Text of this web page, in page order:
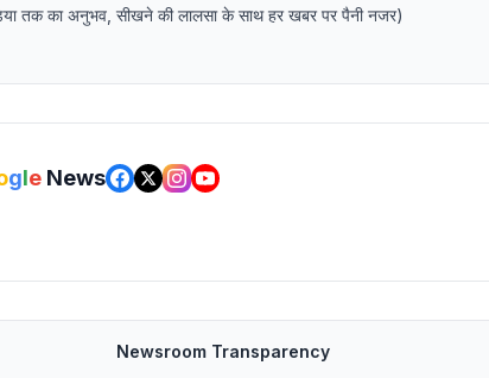
तक का अनुभव, सीखने की लालसा के साथ हर खबर पर पैनी नजर)
gle News
Newsroom Transparency